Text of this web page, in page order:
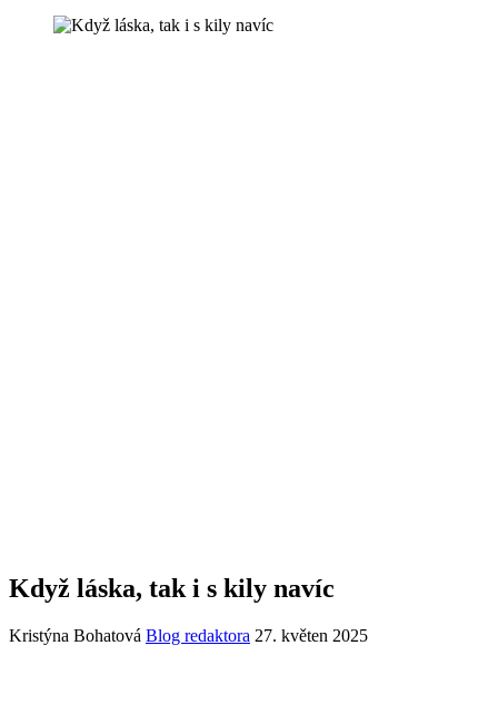
Když láska, tak i s kily navíc
Kristýna Bohatová Blog redaktora 27. květen 2025